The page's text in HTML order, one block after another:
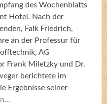
des Wochenblatts
Hotel. Nach der
Falk Friedrich,
an der Professur für
AG
Frank Miletzky und Dr.
berichtete im
Ergebnisse seiner